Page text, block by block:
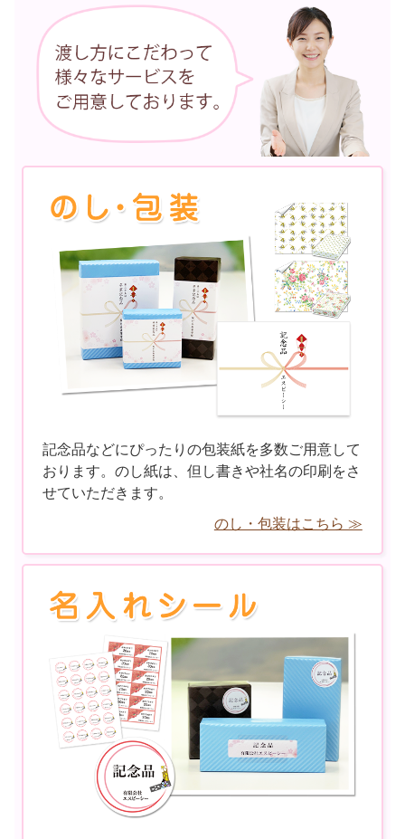
記念品などにぴったりの包装紙を多数ご用意して
おります。のし紙は、但し書きや社名の印刷をさ
せていただきます。
のし・包装はこちら ≫